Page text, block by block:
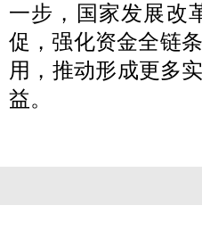
一步，国家发展改
促，强化资金全链
用，推动形成更多
益。